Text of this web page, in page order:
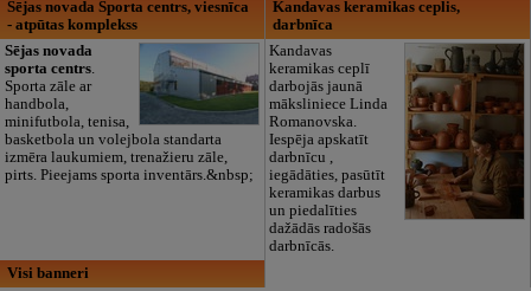
Sējas novada Sporta centrs, viesnīca
- atpūtas komplekss
Sējas novada
sporta centrs.
Sporta zāle ar
handbola,
minifutbola, tenisa,
basketbola un volejbola standarta
izmēra laukumiem, trenažieru zāle,
pirts. Pieejams sporta inventārs.&nbsp;
Kandavas keramikas ceplis,
darbnīca
Kandavas
keramikas ceplī
darbojās jaunā
māksliniece Linda
Romanovska.
Iespēja apskatīt
darbnīcu ,
iegādāties, pasūtīt
keramikas darbus
un piedalīties
dažādās radošās
darbnīcās.
Visi banneri